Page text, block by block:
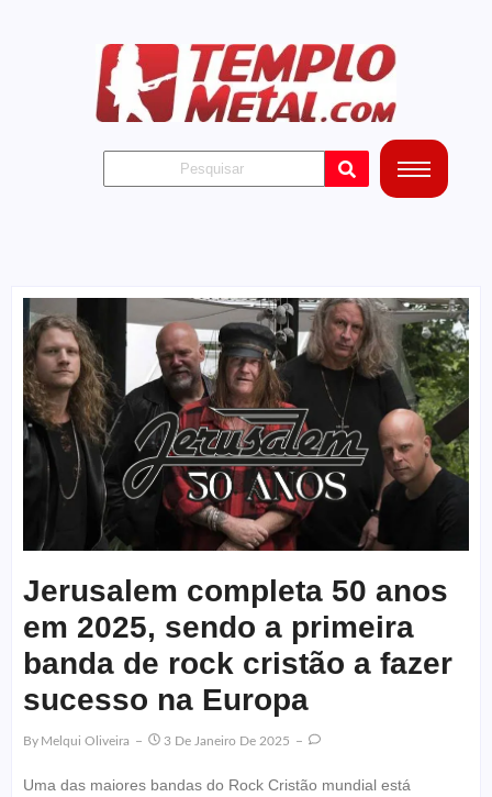
Jerusalem completa 50 anos
em 2025, sendo a primeira
banda de rock cristão a fazer
sucesso na Europa
By Melqui Oliveira 3 De Janeiro De 2025
Uma das maiores bandas do Rock Cristão mundial está